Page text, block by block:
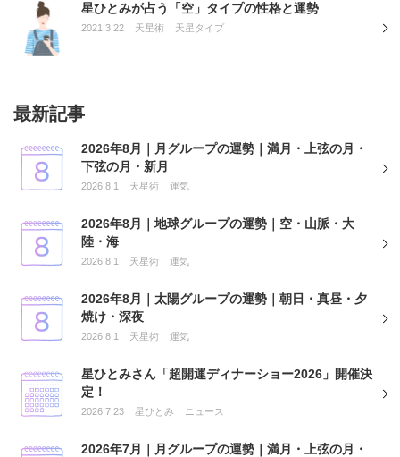
星ひとみが占う「空」タイプの性格と運勢
2021.3.22 天星術 天星タイプ
最新記事
2026年8月｜月グループの運勢｜満月・上弦の月・
下弦の月・新月
2026.8.1 天星術 運気
2026年8月｜地球グループの運勢｜空・山脈・大
陸・海
2026.8.1 天星術 運気
2026年8月｜太陽グループの運勢｜朝日・真昼・夕
焼け・深夜
2026.8.1 天星術 運気
星ひとみさん「超開運ディナーショー2026」開催決
定！
2026.7.23 星ひとみ ニュース
2026年7月｜月グループの運勢｜満月・上弦の月・